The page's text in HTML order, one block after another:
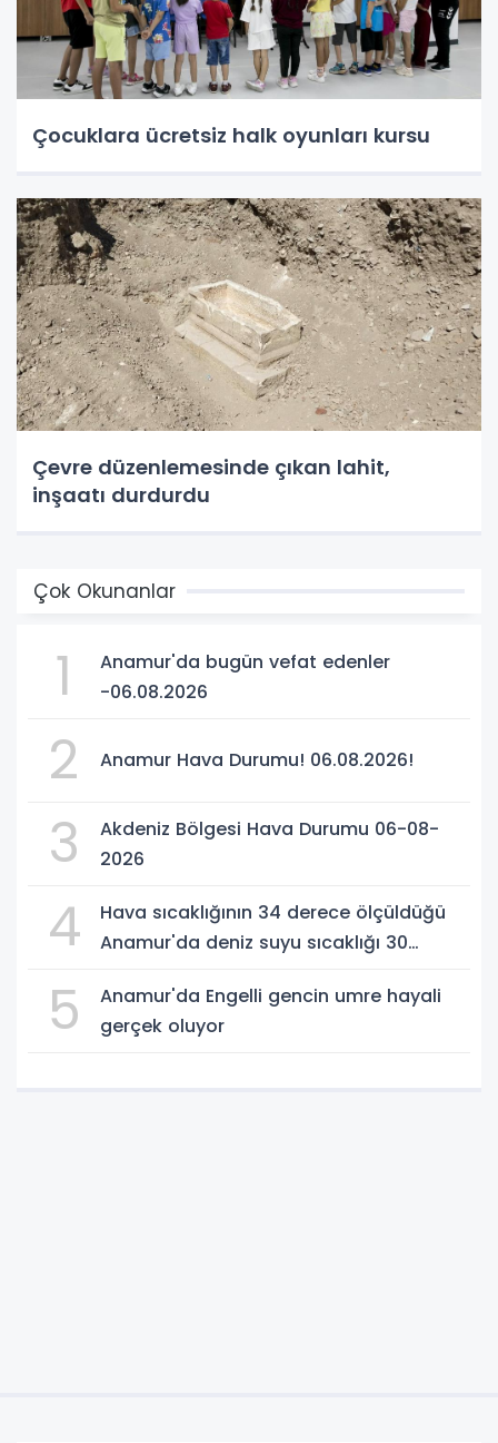
Çocuklara ücretsiz halk oyunları kursu
Çevre düzenlemesinde çıkan lahit,
inşaatı durdurdu
Çok Okunanlar
1
Anamur'da bugün vefat edenler
-06.08.2026
2 Anamur Hava Durumu! 06.08.2026!
3
Akdeniz Bölgesi Hava Durumu 06-08-
2026
4
Hava sıcaklığının 34 derece ölçüldüğü
Anamur'da deniz suyu sıcaklığı 30
5
Anamur'da Engelli gencin umre hayali
gerçek oluyor